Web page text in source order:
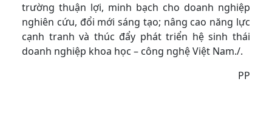
trường thuận lợi, minh bạch cho doanh nghiệp
nghiên cứu, đổi mới sáng tạo; nâng cao năng lực
cạnh tranh và thúc đẩy phát triển hệ sinh thái
doanh nghiệp khoa học – công nghệ Việt Nam./.
PP